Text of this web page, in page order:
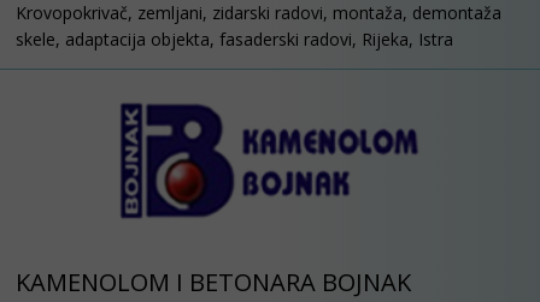
Krovopokrivač, zemljani, zidarski radovi, montaža, demontaža
skele, adaptacija objekta, fasaderski radovi, Rijeka, Istra
KAMENOLOM I BETONARA BOJNAK